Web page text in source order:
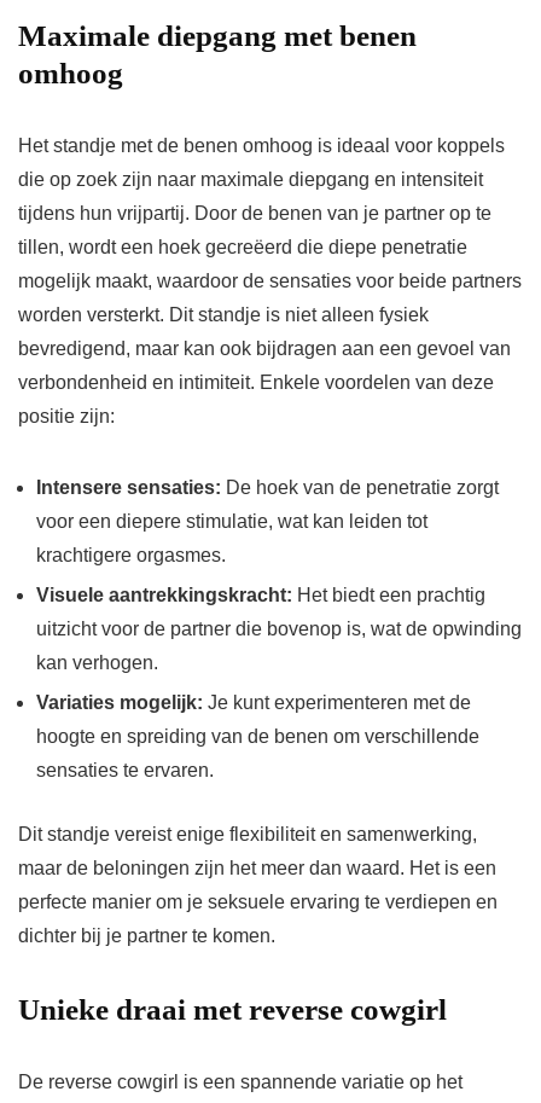
Maximale diepgang met benen
omhoog
Het standje met de benen omhoog is ideaal voor koppels
die op zoek zijn naar maximale diepgang en intensiteit
tijdens hun vrijpartij. Door de benen van je partner op te
tillen, wordt een hoek gecreëerd die diepe penetratie
mogelijk maakt, waardoor de sensaties voor beide partners
worden versterkt. Dit standje is niet alleen fysiek
bevredigend, maar kan ook bijdragen aan een gevoel van
verbondenheid en intimiteit. Enkele voordelen van deze
positie zijn:
Intensere sensaties: De hoek van de penetratie zorgt
voor een diepere stimulatie, wat kan leiden tot
krachtigere orgasmes.
Visuele aantrekkingskracht: Het biedt een prachtig
uitzicht voor de partner die bovenop is, wat de opwinding
kan verhogen.
Variaties mogelijk: Je kunt experimenteren met de
hoogte en spreiding van de benen om verschillende
sensaties te ervaren.
Dit standje vereist enige flexibiliteit en samenwerking,
maar de beloningen zijn het meer dan waard. Het is een
perfecte manier om je seksuele ervaring te verdiepen en
dichter bij je partner te komen.
Unieke draai met reverse cowgirl
De reverse cowgirl is een spannende variatie op het